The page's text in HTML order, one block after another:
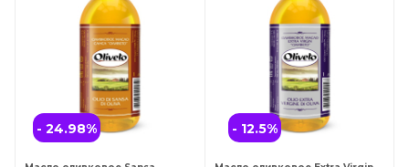
- 24.98% - 12.5%